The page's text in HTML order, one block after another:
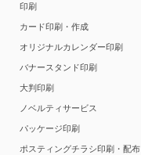
印刷
カード印刷・作成
オリジナルカレンダー印刷
バナースタンド印刷
大判印刷
ノベルティサービス
パッケージ印刷
ポスティングチラシ印刷・配布